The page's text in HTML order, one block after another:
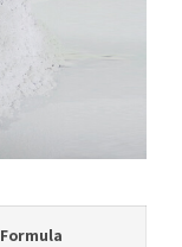
Formula